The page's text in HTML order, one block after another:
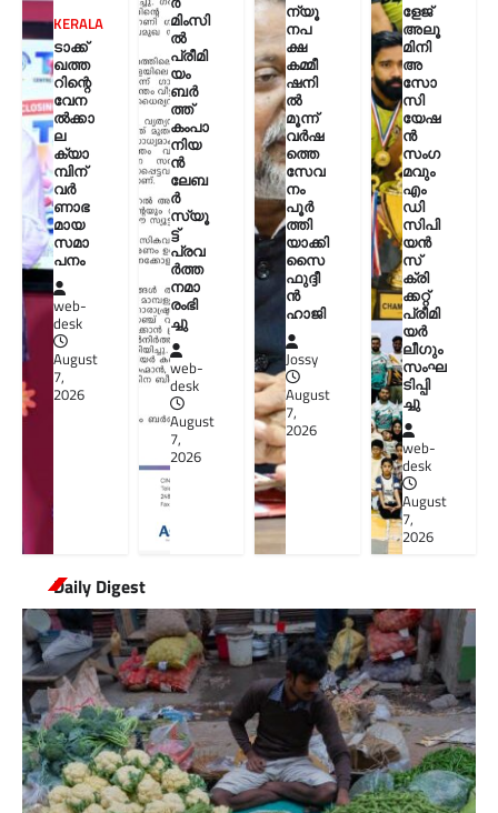
KERALA
ടാക്ക്
ഖത്ത
റിന്റെ
വേന
ൽക്കാ
ല
ക്യാ
മ്പിന്
വർ
ണാഭ
മായ
സമാ
പനം
web-
desk
August
7,
2026
മിംസി
ൽ
പ്രീമി
യം
ബർ
ത്ത്
കംപാ
നിയ
ൻ
ലേബ
ർ
സ്യൂ
ട്ട്
പ്രവ
ർത്ത
നമാ
രംഭി
ച്ചു
web-
desk
August
7,
2026
ന്യൂ
നപ
ക്ഷ
കമ്മീ
ഷനി
ൽ
മൂന്ന്
വർഷ
ത്തെ
സേവ
നം
പൂർ
ത്തി
യാക്കി
സൈ
ഫുദ്ദീ
ൻ
ഹാജി
Jossy
August
7,
2026
ളേജ്
അലൂ
മിനി
അ
സോ
സി
യേഷ
ൻ
സംഗ
മവും
എം
ഡി
സിപി
യൻ
സ്
ക്രി
ക്കറ്റ്
പ്രീമി
യർ
ലീഗും
സംഘ
ടിപ്പി
ച്ചു
web-
desk
August
7,
2026
Daily Digest